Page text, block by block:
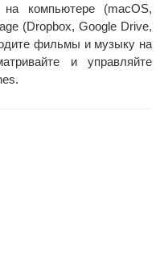
компьютере (macOS,
(Dropbox, Google Drive,
фильмы и музыку на
и управляйте